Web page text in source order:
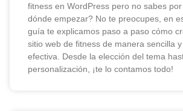
fitness en WordPress pero no sabes por
dónde empezar? No te preocupes, en
guía te explicamos paso a paso cómo
sitio web de fitness de manera sencilla y
efectiva. Desde la elección del tema
personalización, ¡te lo contamos todo!